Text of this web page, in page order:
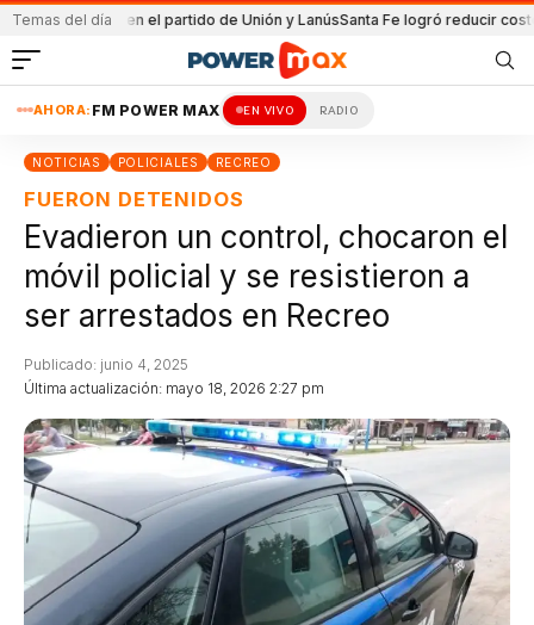
Temas del día
Detenida en el partido de Unión y LanúsSanta Fe logró reducir costo
AHORA: FM POWER MAX EN VIVO RADIO
NOTICIAS POLICIALES RECREO
FUERON DETENIDOS
Evadieron un control, chocaron el
móvil policial y se resistieron a
ser arrestados en Recreo
Última actualización: mayo 18, 2026 2:27 pm
Publicado: junio 4, 2025